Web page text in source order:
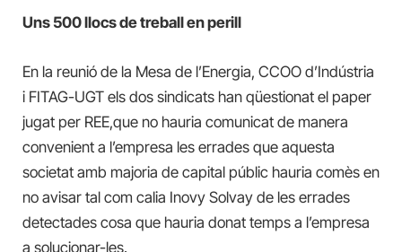
Uns 500 llocs de treball en perill
En la reunió de la Mesa de l’Energia, CCOO d’Indústria
i FITAG-UGT els dos sindicats han qüestionat el paper
jugat per REE,que no hauria comunicat de manera
convenient a l’empresa les errades que aquesta
societat amb majoria de capital públic hauria comès en
no avisar tal com calia Inovy Solvay de les errades
detectades cosa que hauria donat temps a l’empresa
a solucionar-les.